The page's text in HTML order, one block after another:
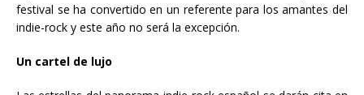
festival se ha convertido en un referente para los amantes del
indie-rock y este año no será la excepción.
Un cartel de lujo